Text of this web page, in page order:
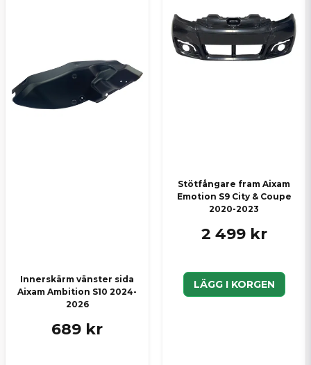
Innerskärm vänster sida
Aixam Ambition S10 2024-
2026
689 kr
Stötfångare fram Aixam
Emotion S9 City & Coupe
2020-2023
2 499 kr
LÄGG I KORGEN